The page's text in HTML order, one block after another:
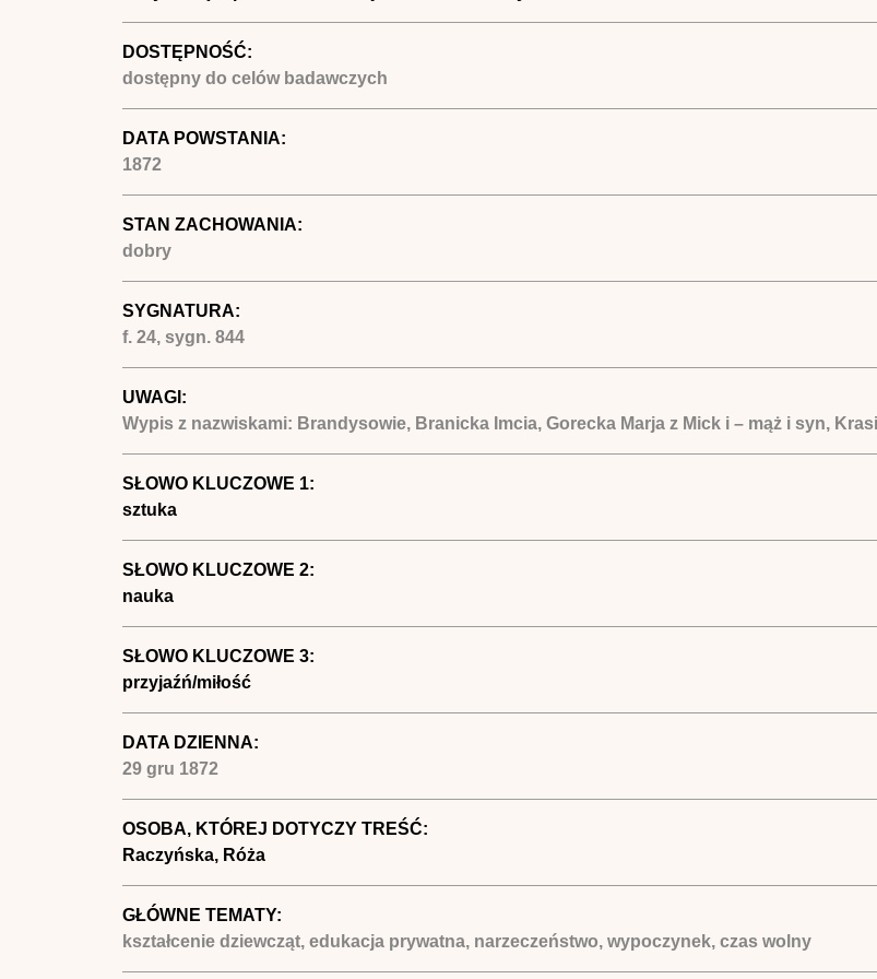
DOSTĘPNOŚĆ:
dostępny do celów badawczych
DATA POWSTANIA:
1872
STAN ZACHOWANIA:
dobry
SYGNATURA:
f. 24, sygn. 844
UWAGI:
Wypis z nazwiskami: Brandysowie, Branicka Imcia, Gorecka Marja z Mick i – mąż i syn,
SŁOWO KLUCZOWE 1:
sztuka
SŁOWO KLUCZOWE 2:
nauka
SŁOWO KLUCZOWE 3:
przyjaźń/miłość
DATA DZIENNA:
29 gru 1872
OSOBA, KTÓREJ DOTYCZY TREŚĆ:
Raczyńska, Róża
GŁÓWNE TEMATY:
kształcenie dziewcząt, edukacja prywatna, narzeczeństwo, wypoczynek, czas wolny